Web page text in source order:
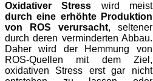
Oxidativer Stress wird meist
durch eine erhöhte Produktion
von ROS verursacht, seltener
durch deren verminderten Abbau.
Daher wird der Hemmung von
ROS-Quellen mit dem Ziel,
oxidativen Stress erst gar nicht